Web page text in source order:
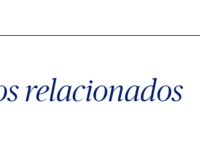
relacionados